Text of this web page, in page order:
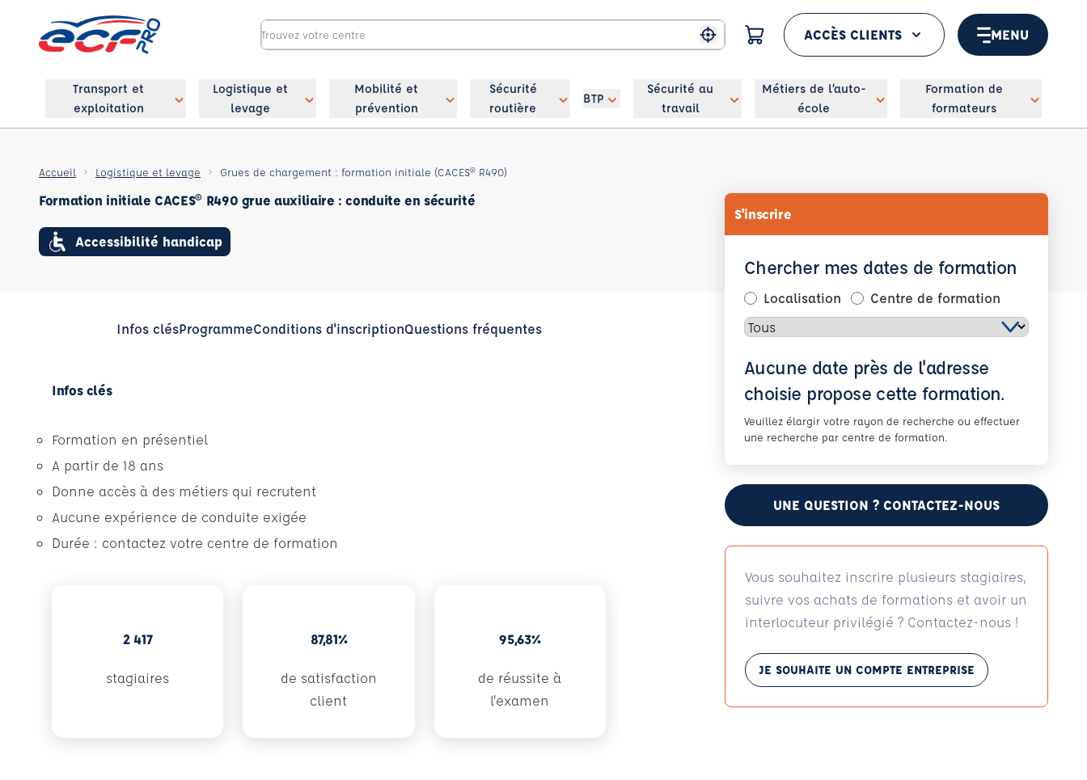
Me géolocaliser
ACCÈS CLIENTS MENU
Transport et
exploitation
Logistique et
levage
Mobilité et
prévention
Sécurité
routière
BTP
Sécurité au
travail
Métiers de l’auto-
école
Formation de
formateurs
Accueil Logistique et levage Grues de chargement : formation initiale (CACES® R490)
Formation initiale CACES® R490 grue auxiliaire : conduite en sécurité
Accessibilité handicap
Infos clésProgrammeConditions d'inscriptionQuestions fréquentes
Infos clés
Formation en présentiel
A partir de 18 ans
Donne accès à des métiers qui recrutent
Aucune expérience de conduite exigée
Durée : contactez votre centre de formation
2 417
stagiaires
87,81%
de satisfaction
client
95,63%
de réussite à
l'examen
S'inscrire
Chercher mes dates de formation
Localisation Centre de formation
Aucune date près de l'adresse
choisie propose cette formation.
Veuillez élargir votre rayon de recherche ou effectuer
une recherche par centre de formation.
UNE QUESTION ? CONTACTEZ-NOUS
Vous souhaitez inscrire plusieurs stagiaires,
suivre vos achats de formations et avoir un
interlocuteur privilégié ? Contactez-nous !
JE SOUHAITE UN COMPTE ENTREPRISE